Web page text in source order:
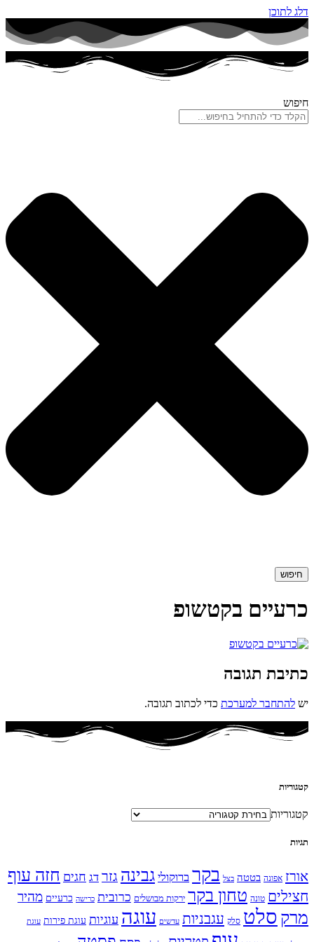
דלג לתוכן
חיפוש
חיפוש
כרעיים בקטשופ
כתיבת תגובה
יש להתחבר למערכת כדי לכתוב תגובה.
קטגוריות
קטגוריות
תגיות
אורז אפונה בטטה בצל בקר ברוקולי גבינה גזר דג חגים חזה עוף
חצילים טונה טחון בקר ירקות מבושלים כרובית כרישה כרעיים מהיר
מרק סלט סלק עגבניות עדשים עוגה עוגיות עוגת פירות עוגת